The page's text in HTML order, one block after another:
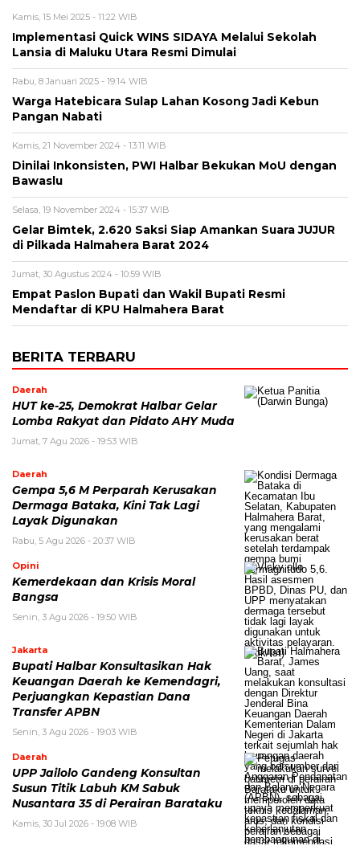
Kamis, 15 Mei 2025 - 11:22 WIB
Implementasi Quick WINS SIDAYA Melalui Sekolah
Lansia di Maluku Utara Resmi Dimulai
Rabu, 8 Januari 2025 - 19:14 WIB
Warga Hatebicara Sulap Lahan Kosong Jadi Kebun
Pangan Nabati
Kamis, 21 November 2024 - 13:11 WIB
Dinilai Inkonsisten, PWI Halbar Bekukan MoU dengan
Bawaslu
Selasa, 19 November 2024 - 15:37 WIB
Gelar Bimtek, 2.620 Saksi Siap Amankan Suara JUJUR
di Pilkada Halmahera Barat 2024
Jumat, 30 Agustus 2024 - 10:59 WIB
Empat Paslon Bupati dan Wakil Bupati Resmi
Mendaftar di KPU Halmahera Barat
BERITA TERBARU
Daerah
HUT ke-25, Demokrat Halbar Gelar
Lomba Rakyat dan Pidato AHY Muda
Jumat, 7 Agu 2026 - 19:53 WIB
Daerah
Gempa 5,6 M Perparah Kerusakan
Dermaga Bataka, Kini Tak Lagi
Layak Digunakan
Rabu, 5 Agu 2026 - 20:37 WIB
Opini
Kemerdekaan dan Krisis Moral
Bangsa
Senin, 3 Agu 2026 - 19:50 WIB
Jakarta
Bupati Halbar Konsultasikan Hak
Keuangan Daerah ke Kemendagri,
Perjuangkan Kepastian Dana
Transfer APBN
Senin, 3 Agu 2026 - 19:03 WIB
Daerah
UPP Jailolo Gandeng Konsultan
Susun Titik Labuh KM Sabuk
Nusantara 35 di Perairan Barataku
Kamis, 30 Jul 2026 - 19:08 WIB